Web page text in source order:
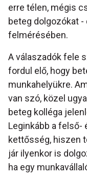
erre télen, mégis
beteg dolgozókat
felmérésében.
A válaszadók fele
fordul elő, hogy
munkahelyükre.
van szó, közel
beteg kolléga
Leginkább a felső-
kettősség, hiszen
jár ilyenkor is
ha egy